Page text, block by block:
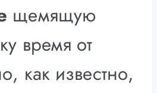
щемящую
время от
как известно,